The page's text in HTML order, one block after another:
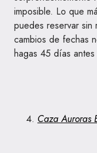
imposible. Lo que
puedes reservar sin
cambios de fechas
hagas 45 días
Caza Auroras